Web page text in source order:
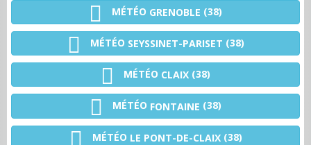
MÉTÉO GRENOBLE (38)
MÉTÉO SEYSSINET-PARISET (38)
MÉTÉO CLAIX (38)
MÉTÉO FONTAINE (38)
MÉTÉO LE PONT-DE-CLAIX(38)